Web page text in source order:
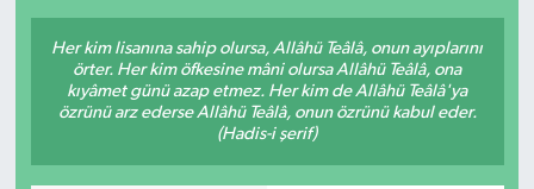
Her kim lisanına sahip olursa, Allâhü Teâlâ, onun ayıplarını
örter. Her kim öfkesine mâni olursa Allâhü Teâlâ, ona
kıyâmet günü azap etmez. Her kim de Allâhü Teâlâ'ya
özrünü arz ederse Allâhü Teâlâ, onun özrünü kabul eder.
(Hadis-i şerif)
Siyaset